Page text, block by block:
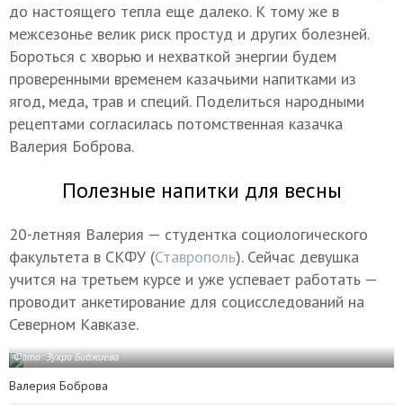
до настоящего тепла еще далеко. К тому же в
межсезонье велик риск простуд и других болезней.
Бороться с хворью и нехваткой энергии будем
проверенными временем казачьими напитками из
ягод, меда, трав и специй. Поделиться народными
рецептами согласилась потомственная казачка
Валерия Боброва.
Полезные напитки для весны
20-летняя Валерия — студентка социологического
факультета в СКФУ (Ставрополь). Сейчас девушка
учится на третьем курсе и уже успевает работать —
проводит анкетирование для социсследований на
Северном Кавказе.
Фото: Зухра Биджиева
Валерия Боброва